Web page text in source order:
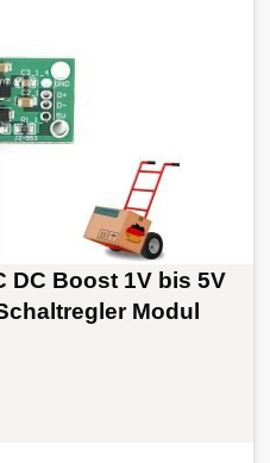
DC Boost 1V bis 5V
Modul